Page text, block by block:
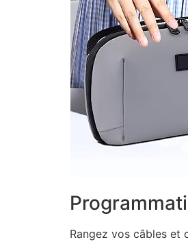
Rangez vos câbles et